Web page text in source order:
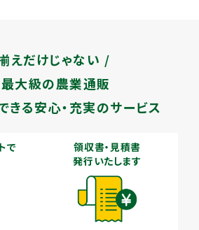
えだけじゃない /
大級の農業通販
きる安心・充実のサービス
で
領収書・見積書
発行いたします